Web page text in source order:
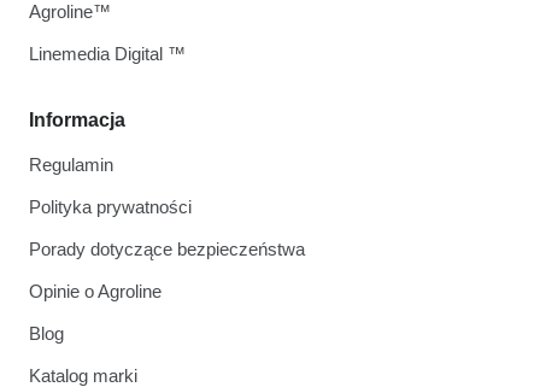
Informacja
Regulamin
Polityka prywatności
Porady dotyczące bezpieczeństwa
Opinie o Agroline
Blog
Katalog marki
Agroline™
Linemedia Digital ™